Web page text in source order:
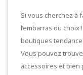
Si vous cherchez à
l’embarras du
boutiques
Vous pouvez
accessoires et bien